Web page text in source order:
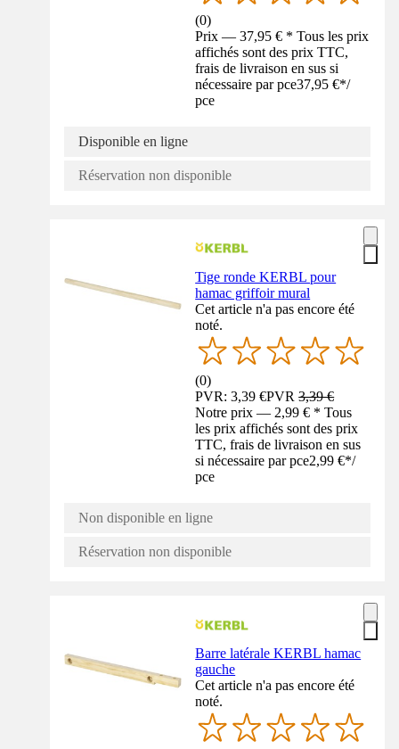
(0)
Prix — 37,95 € * Tous les prix
affichés sont des prix TTC,
frais de livraison en sus si
nécessaire par pce37,95 €*/
pce
Disponible en ligne
Réservation non disponible
Tige ronde KERBL pour
hamac griffoir mural
Cet article n'a pas encore été
noté.
(0)
PVR: 3,39 €PVR3,39 €
Notre prix — 2,99 € * Tous
les prix affichés sont des prix
TTC, frais de livraison en sus
si nécessaire par pce2,99 €*/
pce
Non disponible en ligne
Réservation non disponible
Barre latérale KERBL hamac
gauche
Cet article n'a pas encore été
noté.